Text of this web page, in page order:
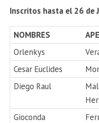
Inscritos hasta el 26 de
NOMBRES
Orlenkys
Cesar Euclides
Diego Raul
Gioconda